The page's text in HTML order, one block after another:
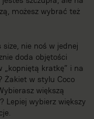
możesz wybrać też
nie noś w jednej
doda objętości
„kopniętą kratkę” i na
Żakiet w stylu Coco
większą
Lepiej wybierz większy